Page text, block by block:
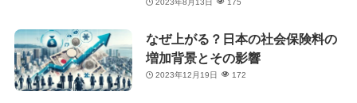
2023年8月13日 175
なぜ上がる？日本の社会保険料の
増加背景とその影響
2023年12月19日 172